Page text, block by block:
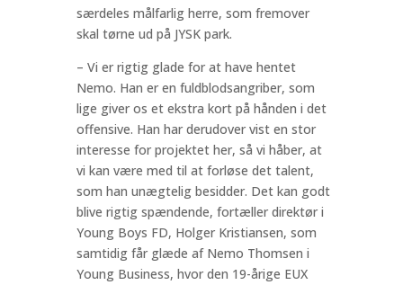
særdeles målfarlig herre, som fremover
skal tørne ud på JYSK park.
– Vi er rigtig glade for at have hentet
Nemo. Han er en fuldblodsangriber, som
lige giver os et ekstra kort på hånden i det
offensive. Han har derudover vist en stor
interesse for projektet her, så vi håber, at
vi kan være med til at forløse det talent,
som han unægtelig besidder. Det kan godt
blive rigtig spændende, fortæller direktør i
Young Boys FD, Holger Kristiansen, som
samtidig får glæde af Nemo Thomsen i
Young Business, hvor den 19-årige EUX